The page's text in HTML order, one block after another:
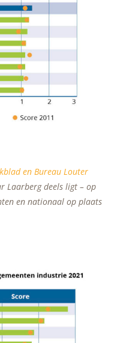
en Bureau Louter
Laarberg deels ligt – op
en nationaal op plaats